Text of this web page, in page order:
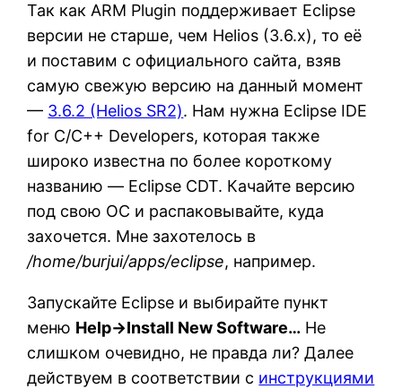
Так как ARM Plugin поддерживает Eclipse
версии не старше, чем Helios (3.6.x), то её
и поставим с официального сайта, взяв
самую свежую версию на данный момент
— 3.6.2 (Helios SR2). Нам нужна Eclipse IDE
for C/C++ Developers, которая также
широко известна по более короткому
названию — Eclipse CDT. Качайте версию
под свою ОС и распаковывайте, куда
захочется. Мне захотелось в
/home/burjui/apps/eclipse, например.
Запускайте Eclipse и выбирайте пункт
меню Help→Install New Software… Не
слишком очевидно, не правда ли? Далее
действуем в соответствии с инструкциями